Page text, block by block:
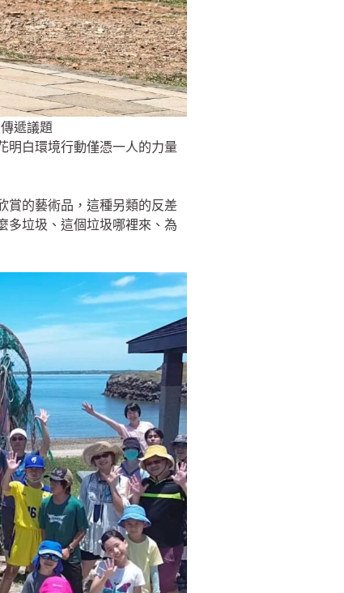
遞議題
明白環境行動僅憑一人的力量
賞的藝術品，這種另類的反差
多垃圾、這個垃圾哪裡來、為